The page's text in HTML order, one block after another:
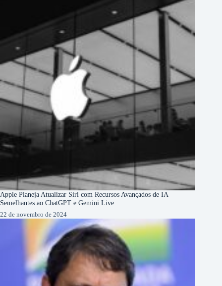
Apple Planeja Atualizar Siri com Recursos Avançados de IA
Semelhantes ao ChatGPT e Gemini Live
22 de novembro de 2024